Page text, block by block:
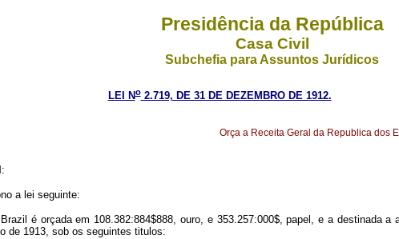
Presidência da República
Casa Civil
Subchefia para Assuntos Jurídicos
LEI No2.719, DE 31 DE DEZEMBRO DE 1912.
Orça a Receita Geral da Republica dos
:
a lei seguinte:
é orçada em 108.382:884$888, ouro, e 353.257:000$, papel, e a destinada
de 1913, sob os seguintes titulos: